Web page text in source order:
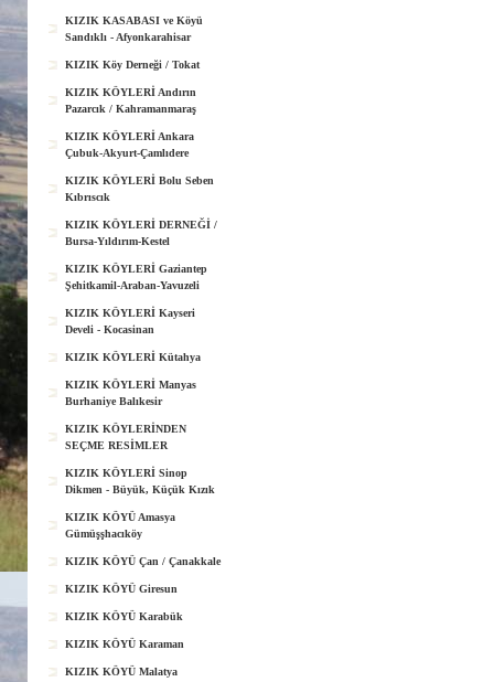
KIZIK KASABASI ve Köyü
Sandıklı - Afyonkarahisar
KIZIK Köy Derneği / Tokat
KIZIK KÖYLERİ Andırın
Pazarcık / Kahramanmaraş
KIZIK KÖYLERİ Ankara
Çubuk-Akyurt-Çamlıdere
KIZIK KÖYLERİ Bolu Seben
Kıbrıscık
KIZIK KÖYLERİ DERNEĞİ /
Bursa-Yıldırım-Kestel
KIZIK KÖYLERİ Gaziantep
Şehitkamil-Araban-Yavuzeli
KIZIK KÖYLERİ Kayseri
Develi - Kocasinan
KIZIK KÖYLERİ Kütahya
KIZIK KÖYLERİ Manyas
Burhaniye Balıkesir
KIZIK KÖYLERİNDEN
SEÇME RESİMLER
KIZIK KÖYLERİ Sinop
Dikmen - Büyük, Küçük Kızık
KIZIK KÖYÜ Amasya
Gümüşşhacıköy
KIZIK KÖYÜ Çan / Çanakkale
KIZIK KÖYÜ Giresun
KIZIK KÖYÜ Karabük
KIZIK KÖYÜ Karaman
KIZIK KÖYÜ Malatya